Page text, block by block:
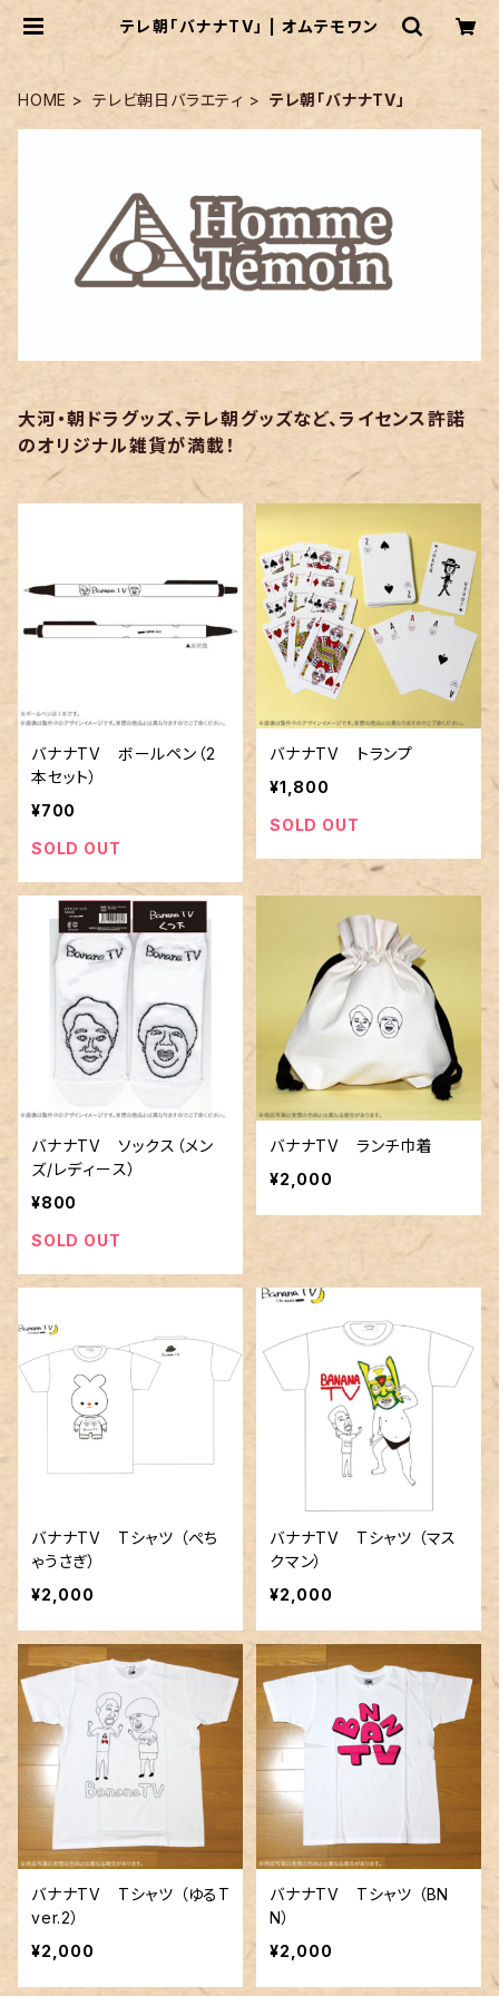
テレ朝「バナナTV」 | オムテモワン
HOME テレビ朝日バラエティ テレ朝「バナナTV」
大河・朝ドラグッズ、テレ朝グッズなど、ライセンス許諾
のオリジナル雑貨が満載！
バナナTV ボールペン（2
本セット）
¥700
SOLD OUT
バナナTV トランプ
¥1,800
SOLD OUT
バナナTV ソックス（メン
ズ/レディース）
¥800
SOLD OUT
バナナTV ランチ巾着
¥2,000
バナナTV Tシャツ （ぺち
ゃうさぎ）
¥2,000
バナナTV Tシャツ （マス
クマン）
¥2,000
バナナTV Tシャツ （ゆるT
ver.2）
¥2,000
バナナTV Tシャツ （BN
N）
¥2,000